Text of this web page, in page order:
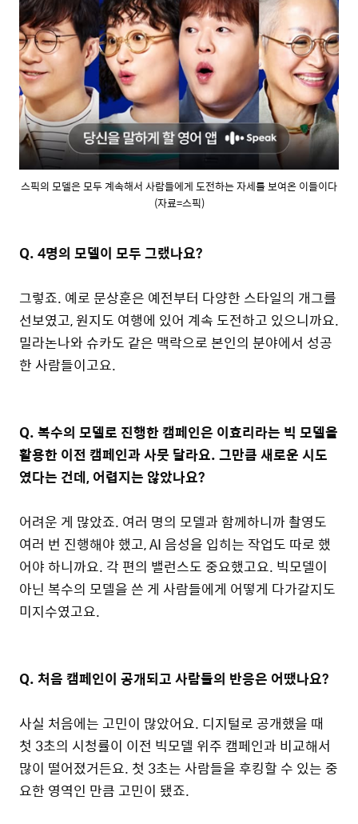
스픽의 모델은 모두 계속해서 사람들에게 도전하는 자세를 보여온 이들이다
(자료=스픽)
Q. 4명의 모델이 모두 그랬나요?
그렇죠. 예로 문상훈은 예전부터 다양한 스타일의 개그를
선보였고, 원지도 여행에 있어 계속 도전하고 있으니까요.
밀라논나와 슈카도 같은 맥락으로 본인의 분야에서 성공
한 사람들이고요.
Q. 복수의 모델로 진행한 캠페인은 이효리라는 빅 모델을
활용한 이전 캠페인과 사뭇 달라요. 그만큼 새로운 시도
였다는 건데, 어렵지는 않았나요?
어려운 게 많았죠. 여러 명의 모델과 함께하니까 촬영도
여러 번 진행해야 했고, AI 음성을 입히는 작업도 따로 했
어야 하니까요. 각 편의 밸런스도 중요했고요. 빅모델이
아닌 복수의 모델을 쓴 게 사람들에게 어떻게 다가갈지도
미지수였고요.
Q. 처음 캠페인이 공개되고 사람들의 반응은 어땠나요?
사실 처음에는 고민이 많았어요. 디지털로 공개했을 때
첫 3초의 시청률이 이전 빅모델 위주 캠페인과 비교해서
많이 떨어졌거든요. 첫 3초는 사람들을 후킹할 수 있는 중
요한 영역인 만큼 고민이 됐죠.